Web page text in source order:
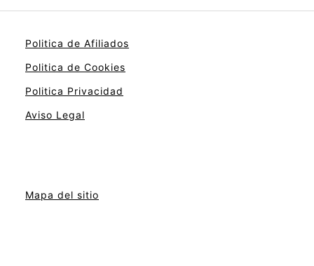
Politica de Afiliados
Politica de Cookies
Politica Privacidad
Aviso Legal
Mapa del sitio